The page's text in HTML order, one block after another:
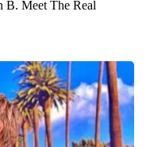
B. Meet The Real